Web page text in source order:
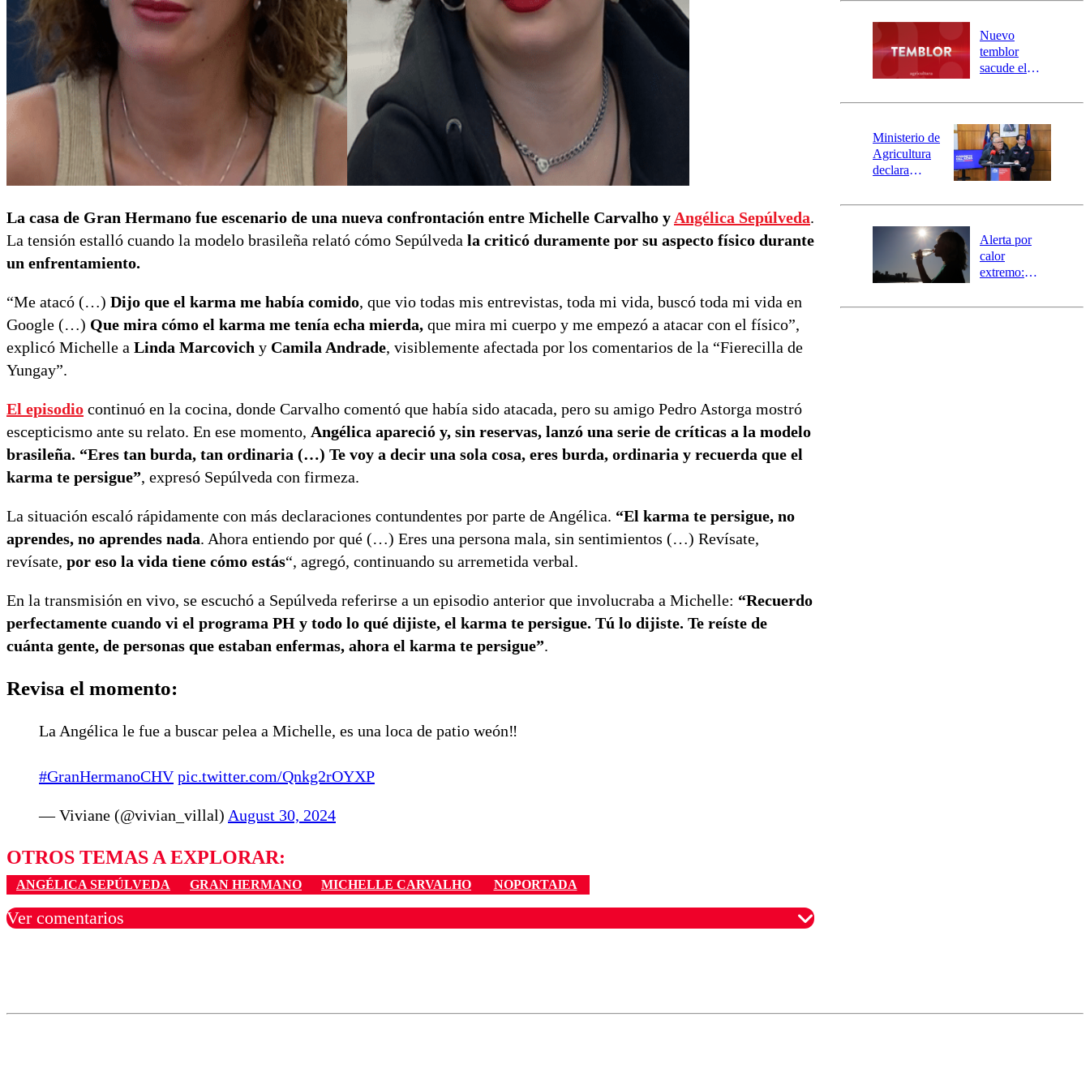
La casa de Gran Hermano fue escenario de una nueva confrontación entre Michelle Carvalho y Angélica Sepúlveda.
La tensión estalló cuando la modelo brasileña relató cómo Sepúlveda la criticó duramente por su aspecto físico durante
un enfrentamiento.
“Me atacó (…) Dijo que el karma me había comido, que vio todas mis entrevistas, toda mi vida, buscó toda mi vida en
Google (…) Que mira cómo el karma me tenía echa mierda, que mira mi cuerpo y me empezó a atacar con el físico”,
explicó Michelle a Linda Marcovich y Camila Andrade, visiblemente afectada por los comentarios de la “Fierecilla de
Yungay”.
El episodio continuó en la cocina, donde Carvalho comentó que había sido atacada, pero su amigo Pedro Astorga mostró
escepticismo ante su relato. En ese momento, Angélica apareció y, sin reservas, lanzó una serie de críticas a la modelo
brasileña. “Eres tan burda, tan ordinaria (…) Te voy a decir una sola cosa, eres burda, ordinaria y recuerda que el
karma te persigue”, expresó Sepúlveda con firmeza.
La situación escaló rápidamente con más declaraciones contundentes por parte de Angélica. “El karma te persigue, no
aprendes, no aprendes nada. Ahora entiendo por qué (…) Eres una persona mala, sin sentimientos (…) Revísate,
revísate, por eso la vida tiene cómo estás“, agregó, continuando su arremetida verbal.
En la transmisión en vivo, se escuchó a Sepúlveda referirse a un episodio anterior que involucraba a Michelle: “Recuerdo
perfectamente cuando vi el programa PH y todo lo qué dijiste, el karma te persigue. Tú lo dijiste. Te reíste de
cuánta gente, de personas que estaban enfermas, ahora el karma te persigue”.
Revisa el momento:
La Angélica le fue a buscar pelea a Michelle, es una loca de patio weón‼️
#GranHermanoCHV pic.twitter.com/Qnkg2rOYXP
— Viviane (@vivian_villal) August 30, 2024
OTROS TEMAS A EXPLORAR:
ANGÉLICA SEPÚLVEDA GRAN HERMANO MICHELLE CARVALHO NOPORTADA
Ver comentarios
río Damas:
activa
mensajería
SAE
Nuevo
temblor
sacude el
revisa la
epicentro
Ministerio de
Agricultura
declara
agrícola para
Alerta por
calor
extremo:
activa Alerta